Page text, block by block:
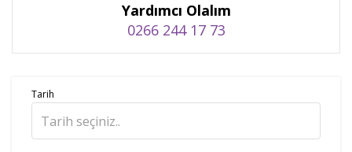
Yardımcı Olalım
0266 244 17 73
Tarih